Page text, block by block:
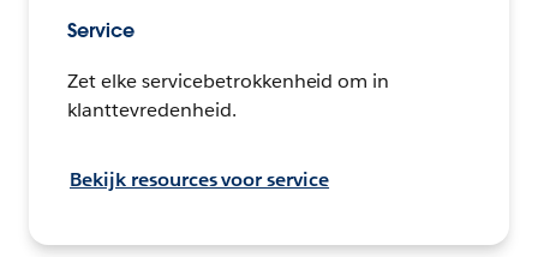
Service
Zet elke servicebetrokkenheid om in
klanttevredenheid.
Bekijk resources voor service